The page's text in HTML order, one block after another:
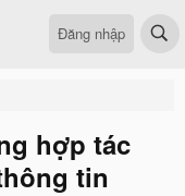
Đăng nhập
hợp tác
tin